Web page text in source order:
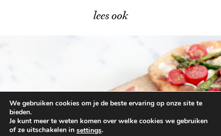
lees ook
Lente flatbreads recept – snel & …
We gebruiken cookies om je de beste ervaring op onze site te
bieden.
Je kunt meer te weten komen over welke cookies we gebruiken
of ze uitschakelen in settings.